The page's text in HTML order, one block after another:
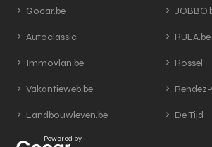
Gocar.be
Autoclassic
Immovlan.be
Vakantieweb.be
Landbouwleven.be
RULA.be
Rossel
De Tijd
Powered by